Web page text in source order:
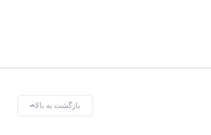
بازگشت به بالا